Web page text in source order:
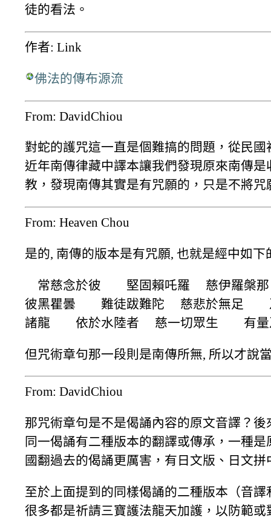
徒的看法。
作者: Link
佛法的傳布源流
From: DavidChiou
對蛇的護咒這一直是個難搞的問題，從民
近年南傳律藏中譯本讓我們發現原來南傳
教，發現南傳其實是有咒願的，只是不將
From: Heaven Chou
是的, 南傳的版本是有咒願, 也就是經中如下
常慈念於彼 堅固賴吒羅 慈伊羅
彼黑瞿曇 難徒跋難陀 慈悲於無足
諸龍 依於水陸者 慈一切眾生 有量
但咒術章句那一段則是南傳所無, 所以才說
From: DavidChiou
那咒術章句是不是偈誦內容的原文音譯？
同一偈誦有二種版本的翻譯或傳承，一種
國翻過去的偈誦更厲害，有日文版、日文
至於上面提到的同樣偈誦的二種版本（音
很多都是祈請三寶護法龍天加護，以防範